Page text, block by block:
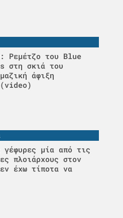
Ρεμέτζο του Blue
στη σκιά του
άφιξη
γέφυρες μία από τις
πλοιάρχους στον
έχω τίποτα να